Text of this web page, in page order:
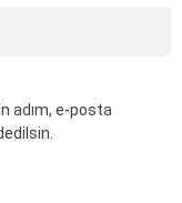
adım, e-posta